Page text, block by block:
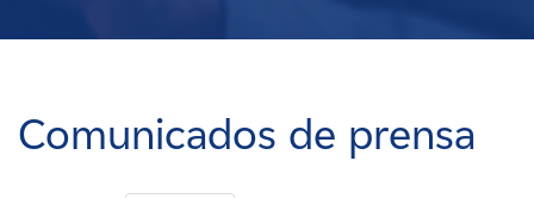
Carreras
Comunicados de prensa